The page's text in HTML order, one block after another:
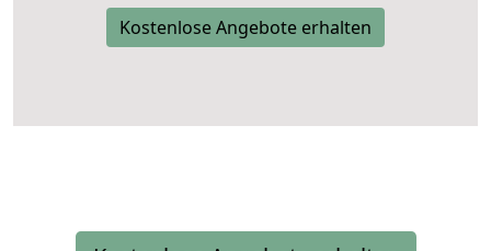
Kostenlose Angebote erhalten